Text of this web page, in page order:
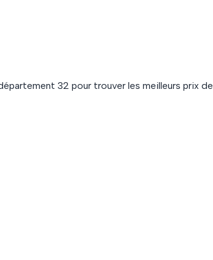
32 pour trouver les meilleurs prix de